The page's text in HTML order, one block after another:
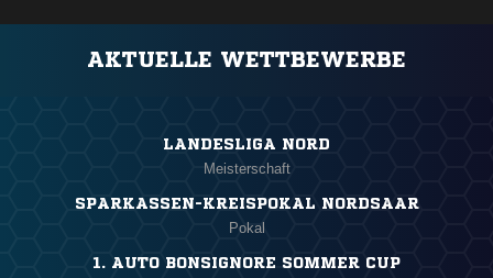
AKTUELLE WETTBEWERBE
LANDESLIGA NORD
Meisterschaft
SPARKASSEN-KREISPOKAL NORDSAAR
Pokal
1. AUTO BONSIGNORE SOMMER CUP